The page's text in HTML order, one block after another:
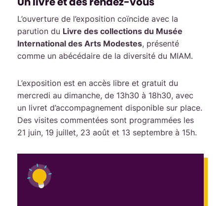
L’ouverture de l’exposition coïncide avec la
parution du Livre des collections du Musée
International des Arts Modestes, présenté
comme un abécédaire de la diversité du MIAM.
L’exposition est en accès libre et gratuit du
mercredi au dimanche, de 13h30 à 18h30, avec
un livret d’accompagnement disponible sur place.
Des visites commentées sont programmées les
21 juin, 19 juillet, 23 août et 13 septembre à 15h.